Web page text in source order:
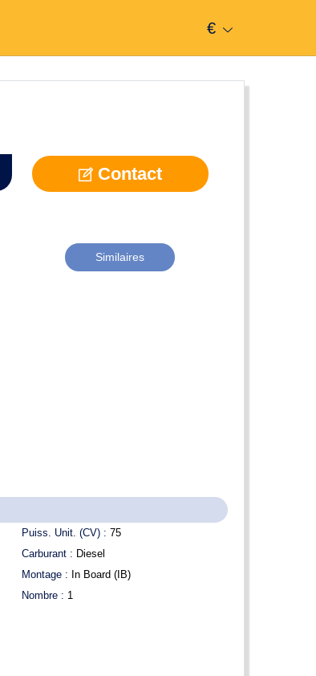
€
Contact
Similaires
Puiss. Unit. (CV) : 75
Carburant : Diesel
Montage : In Board (IB)
Nombre : 1